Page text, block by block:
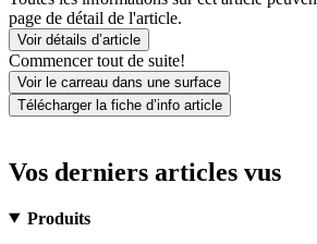
page de détail de l'article.
Voir détails d’article
Commencer tout de suite!
Voir le carreau dans une surface
Télécharger la fiche d’info article
Vos derniers articles vus
Produits